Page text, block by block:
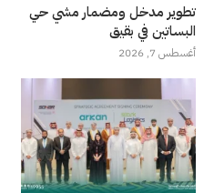
تطوير مدخل ومضمار مشي حي
البساتين في بقيق
أغسطس 7, 2026